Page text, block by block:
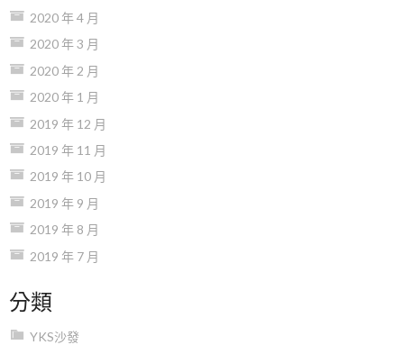
2020 年 4 月
2020 年 3 月
2020 年 2 月
2020 年 1 月
2019 年 12 月
2019 年 11 月
2019 年 10 月
2019 年 9 月
2019 年 8 月
2019 年 7 月
分類
YKS沙發